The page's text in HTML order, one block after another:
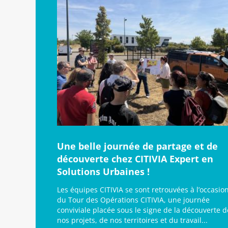
Une belle journée de partage et de
découverte chez CITIVIA Expert en
Solutions Urbaines !
Les équipes CITIVIA se sont retrouvées à
du Tour des Opérations CITIVIA, une journée
conviviale placée sous le signe de la découverte
nos projets, de nos territoires et du travail...